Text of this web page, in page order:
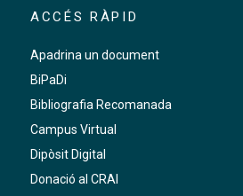
ACCÉS RÀPID
Apadrina un document
BiPaDi
Bibliografia Recomanada
Campus Virtual
Dipòsit Digital
Donació al CRAI